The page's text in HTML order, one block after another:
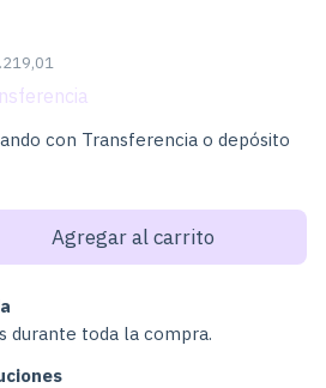
con Transferencia o depósito
durante toda la compra.